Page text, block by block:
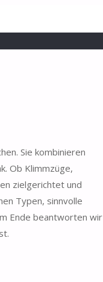
Sie kombinieren
Ob Klimmzüge,
zielgerichtet und
Typen, sinnvolle
Ende beantworten wir